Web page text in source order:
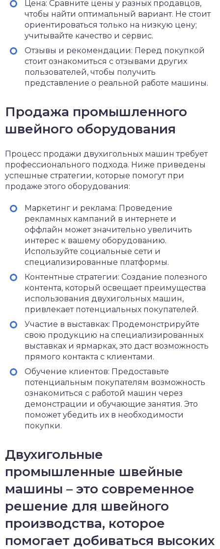
Цена: Сравните цены у разных продавцов,
чтобы найти оптимальный вариант. Не стоит
ориентироваться только на низкую цену;
учитывайте качество и сервис.
Отзывы и рекомендации: Перед покупкой
стоит ознакомиться с отзывами других
пользователей, чтобы получить
представление о реальной работе машины.
Продажа промышленного
швейного оборудования
Процесс продажи двухигольных машин требует
профессионального подхода. Ниже приведены
успешные стратегии, которые помогут при
продаже этого оборудования:
Маркетинг и реклама: Проведение
рекламных кампаний в интернете и
оффлайн может значительно увеличить
интерес к вашему оборудованию.
Используйте социальные сети и
специализированные платформы.
Контентные стратегии: Создание полезного
контента, который освещает преимущества
использования двухигольных машин,
привлекает потенциальных покупателей.
Участие в выставках: Продемонстрируйте
свою продукцию на специализированных
выставках и ярмарках, это даст возможность
прямого контакта с клиентами.
Обучение клиентов: Предоставьте
потенциальным покупателям возможность
ознакомиться с работой машин через
демонстрации и обучающие занятия. Это
поможет убедить их в необходимости
покупки.
Двухигольные
промышленные швейные
машины – это современное
решение для швейного
производства, которое
помогает добиваться высоких